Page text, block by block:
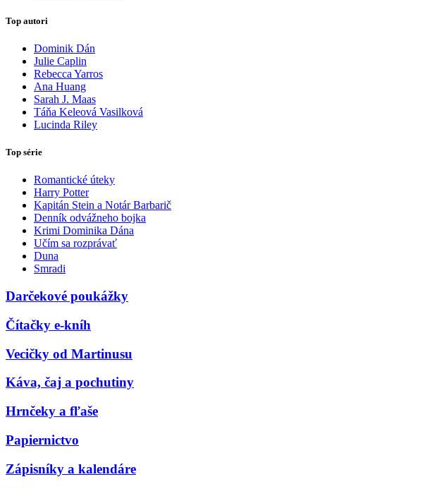
Top autori
Dominik Dán
Julie Caplin
Rebecca Yarros
Ana Huang
Sarah J. Maas
Táňa Keleová Vasilková
Lucinda Riley
Top série
Romantické úteky
Harry Potter
Kapitán Stein a Notár Barbarič
Denník odvážneho bojka
Krimi Dominika Dána
Učím sa rozprávať
Duna
Smradi
Darčekové poukážky
Čítačky e-kníh
Vecičky od Martinusu
Káva, čaj a pochutiny
Hrnčeky a fľaše
Papiernictvo
Zápisníky a kalendáre